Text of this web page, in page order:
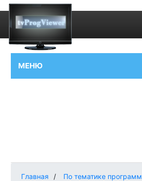
МЕНЮ
Главная / По тематике программ